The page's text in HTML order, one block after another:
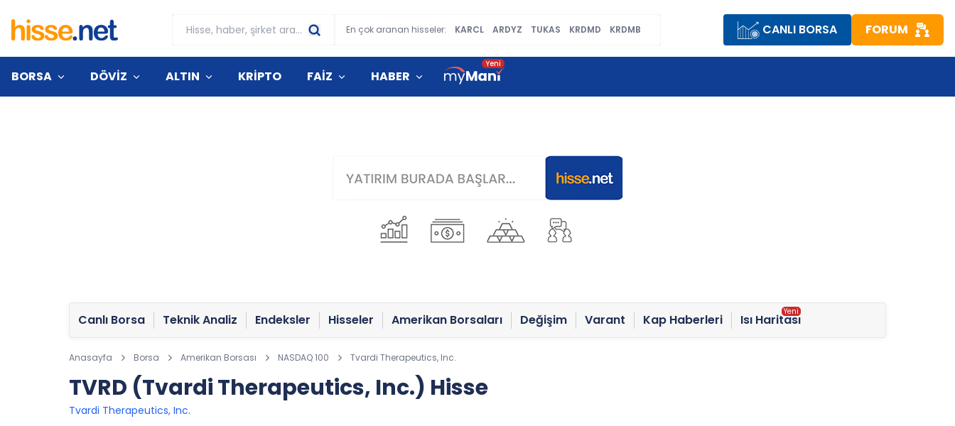
En çok aranan hisseler: KARCL ARDYZ TUKAS KRDMD KRDMB CANLI BORSA FORUM
BORSA DÖVİZ ALTIN KRİPTO FAİZ HABER
Canlı Borsa Teknik Analiz Endeksler Hisseler Amerikan Borsaları Değişim Varant Kap Haberleri Isı Haritası
Anasayfa Borsa Amerikan Borsası NASDAQ 100 Tvardi Therapeutics, Inc.
TVRD (Tvardi Therapeutics, Inc.) Hisse
Tvardi Therapeutics, Inc.